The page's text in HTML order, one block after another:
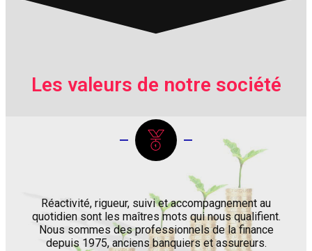
Les valeurs de notre société
Réactivité, rigueur, suivi et accompagnement au
quotidien sont les maîtres mots qui nous qualifient.
Nous sommes des professionnels de la finance
depuis 1975, anciens banquiers et assureurs.